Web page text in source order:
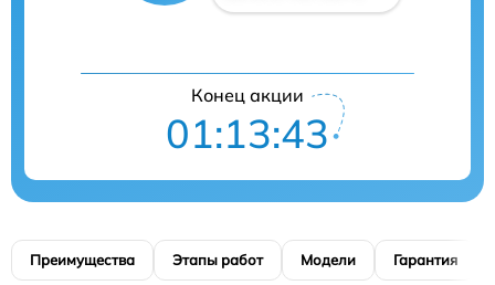
Конец акции
01:13:42
Преимущества Этапы работ Модели Гарантия